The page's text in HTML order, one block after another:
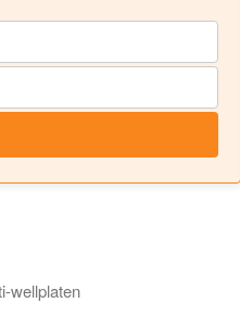
wellplaten
waarmee op